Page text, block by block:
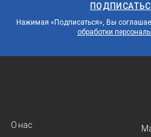
Нажимая «Подписаться», Вы
обработки
О нас